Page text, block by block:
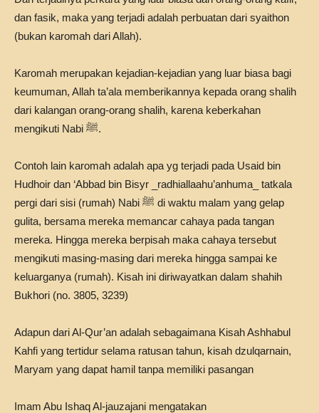
dan fasik, maka yang terjadi adalah perbuatan dari syaithon
(bukan karomah dari Allah).
Karomah merupakan kejadian-kejadian yang luar biasa bagi
keumuman, Allah ta’ala memberikannya kepada orang shalih
dari kalangan orang-orang shalih, karena keberkahan
mengikuti Nabi ﷺ.
Contoh lain karomah adalah apa yg terjadi pada Usaid bin
Hudhoir dan ‘Abbad bin Bisyr _radhiallaahu’anhuma_ tatkala
pergi dari sisi (rumah) Nabi ﷺ di waktu malam yang gelap
gulita, bersama mereka memancar cahaya pada tangan
mereka. Hingga mereka berpisah maka cahaya tersebut
mengikuti masing-masing dari mereka hingga sampai ke
keluarganya (rumah). Kisah ini diriwayatkan dalam shahih
Bukhori (no. 3805, 3239)
Adapun dari Al-Qur’an adalah sebagaimana Kisah Ashhabul
Kahfi yang tertidur selama ratusan tahun, kisah dzulqarnain,
Maryam yang dapat hamil tanpa memiliki pasangan
Imam Abu Ishaq Al-jauzajani mengatakan